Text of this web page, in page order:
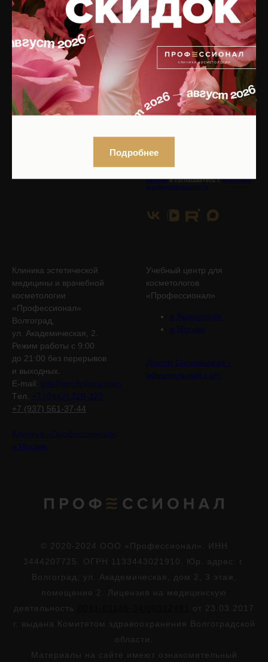
Записаться на приём
КОСМЕТИКА
Интернет-магазин
Каталог по брендам
Оплата и доставка
БУДЬТЕ В КУРСЕ ОБ
АКЦИЯХ!
ПОДПИШИТЕСЬ НА
РАССЫЛКУ,
ПРИСОЕДИНЯЙТЕСЬ
К НАМ В СОЦСЕТЯХ!
Нажимая на кнопку, вы даете
данныхи соглашаетесь сполитикой
конфиденциальности
Клиника эстетической
медицины и врачебной
косметологии
«Профессионал»
Волгоград,
ул. Академическая, 2.
Режим работы с 9:00
до 21:00 без перерывов
и выходных.
E-mail: info@proficlinica.com
Tел. +7 (8442) 320-320
+7 (937) 561-37-44
Клиника «Профессионал»
в Москве
Учебный центр для
косметологов
«Профессионал»
в Волгограде
в Москве
Доктор Саромыцкая -
официальный сайт
© 2020-2024 ООО «Профессионал». ИНН
3444207725. ОГРН 1133443021910. Юр. адрес: г.
Волгоград, ул. Академическая, дом 2, 3 этаж,
помещение 2. Лицензия на медицинскую
деятельность
от 23.03.2017
г. выдана Комитетом здравоохранения Волгоградской
области.
Материалы на сайте имеют ознакомительный
Подробнее